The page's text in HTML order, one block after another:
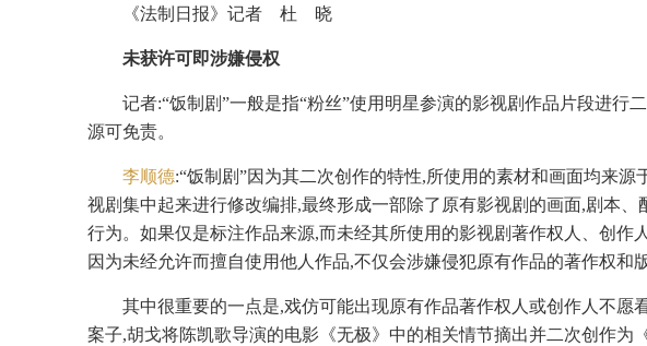
《法制日报》记者 杜 晓
未获许可即涉嫌侵权
记者:“饭制剧”一般是指“粉丝”使用明星参演的影视剧作品片段进
源可免责。
李顺德:“饭制剧”因为其二次创作的特性,所使用的素材和画面均来
视剧集中起来进行修改编排,最终形成一部除了原有影视剧的画面,剧本
行为。如果仅是标注作品来源,而未经其所使用的影视剧著作权人、创作
因为未经允许而擅自使用他人作品,不仅会涉嫌侵犯原有作品的著作权和
其中很重要的一点是,戏仿可能出现原有作品著作权人或创作人不
案子,胡戈将陈凯歌导演的电影《无极》中的相关情节摘出并二次创作